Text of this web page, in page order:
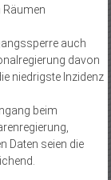
Räumen
auch
davon
niedrigste Inzidenz
beim
Daten seien die